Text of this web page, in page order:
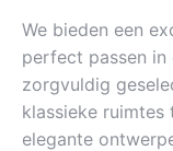
We bieden een
perfect passen in
zorgvuldig
klassieke
elegante